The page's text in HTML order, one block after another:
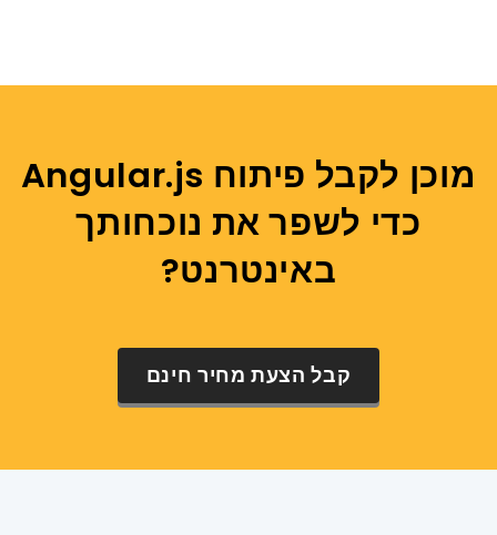
מוכן לקבל פיתוח Angular.js
כדי לשפר את נוכחותך
באינטרנט?
קבל הצעת מחיר חינם